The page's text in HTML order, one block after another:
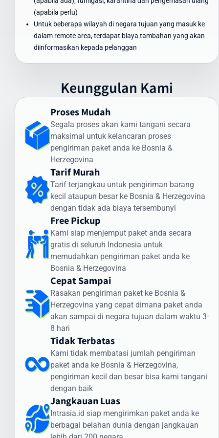
ke Bosnia & Herzegovina tanpa mengorbankan kualitas dan
keamanan.
Waktu Pengiriman Paket ke Bosnia &
Herzegovina yang Dapat Diandalkan
Waktu pengiriman paket ke Bosnia & Herzegovina menjadi
estimasi waktu pengiriman yang dapat diandalkan:
Pengiriman Standard (udara): 5-7 hari kerja
Pengiriman Ekonomis (laut): 30-45 hari
Faktor yang memengaruhi waktu pengiriman meliputi:
Proses pemeriksaan bea cukai di Indonesia dan Bosnia &
Herzegovina
Kondisi cuaca dan faktor operasional
Ketersediaan transportasi di negara tujuan
Kejelasan dan kelengkapan alamat penerima
Intrasia.id memiliki sistem pelacakan canggih yang memungkinkan
Anda memantau status pengiriman secara real-time. Dengan
begitu, Anda selalu mendapatkan informasi terkini mengenai posisi
dan status paket Anda selama perjalanan ke Bosnia &
Herzegovina.
Cara Kirim Dokumen ke Bosnia &
Herzegovina dengan Aman
Pengiriman dokumen internasional membutuhkan penanganan
khusus. Intrasia.id menawarkan layanan khusus untuk cara kirim
dokumen ke Bosnia & Herzegovina yang aman dan terjamin:
Jenis Dokumen yang Sering Dikirim ke Bosnia &
Herzegovina:
Dokumen legal dan kontrak bisnis
Sertifikat dan dokumen akademik
Dokumen imigrasi dan visa
Dokumen perbankan dan keuangan
Dokumen teknis dan spesifikasi produk
(apabila perlu)
Untuk beberapa wilayah di negara tujuan yang masuk ke
dalam remote area, terdapat biaya tambahan yang akan
diinformasikan kepada pelanggan
Keunggulan Kami
Proses Mudah
Segala proses akan kami tangani secara
maksimal untuk kelancaran proses
pengiriman paket anda ke Bosnia &
Herzegovina
Tarif Murah
Tarif terjangkau untuk pengiriman barang
kecil ataupun besar ke Bosnia & Herzegovina
dengan tidak ada biaya tersembunyi
Free Pickup
Kami siap menjemput paket anda secara
gratis di seluruh Indonesia untuk
memudahkan pengiriman paket anda ke
Bosnia & Herzegovina
Cepat Sampai
Rasakan pengiriman paket ke Bosnia &
Herzegovina yang cepat dimana paket anda
akan sampai di negara tujuan dalam waktu 3-
8 hari
Tidak Terbatas
Kami tidak membatasi jumlah pengiriman
paket anda ke Bosnia & Herzegovina,
pengiriman kecil dan besar bisa kami tangani
dengan baik
Jangkauan Luas
Intrasia.id siap mengirimkan paket anda ke
berbagai belahan dunia dengan jangkauan